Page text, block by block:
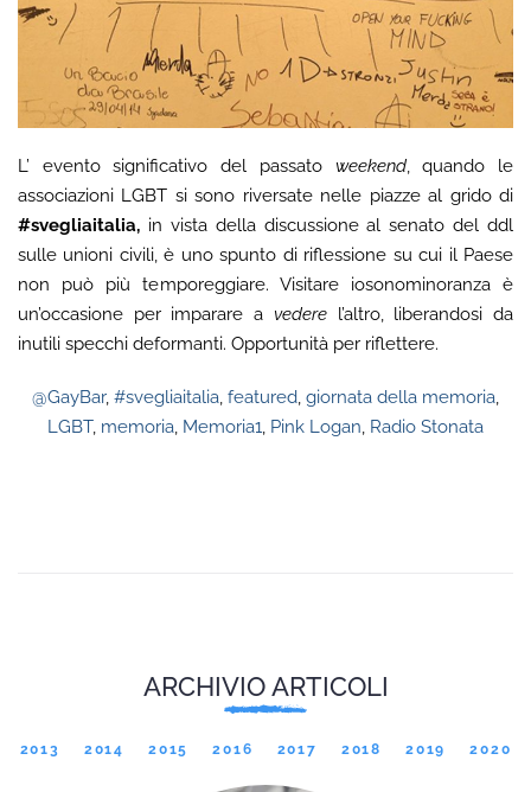
L’ evento significativo del passatoweekend, quando le
associazioni LGBT si sono riversate nelle piazze al grido di
#svegliaitalia, in vista della discussione al senato del ddl
sulle unioni civili, è uno spunto di riflessione su cui il Paese
non può più temporeggiare. Visitare iosonominoranza è
un’occasione per imparare a vederel’altro, liberandosi da
inutili specchi deformanti. Opportunità per riflettere.
@GayBar, #svegliaitalia, featured, giornata della memoria,
LGBT, memoria, Memoria1, Pink Logan, Radio Stonata
ARCHIVIO ARTICOLI
2013 2014 2015 2016 2017 2018 2019 2020